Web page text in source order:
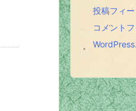
投稿フィー
コメント